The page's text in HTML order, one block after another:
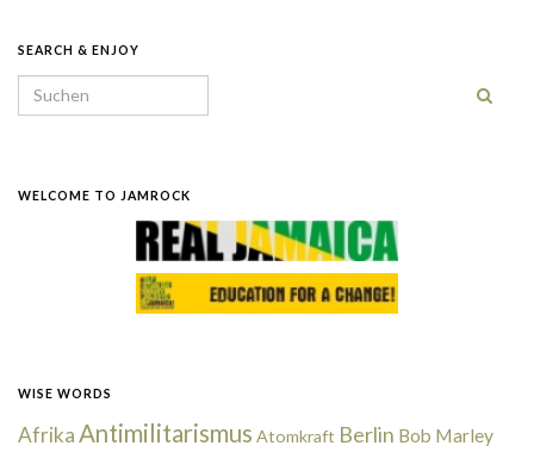
SEARCH & ENJOY
Search for:
WELCOME TO JAMROCK
WISE WORDS
AfrikaAntimilitarismus Atomkraft Berlin Bob Marley